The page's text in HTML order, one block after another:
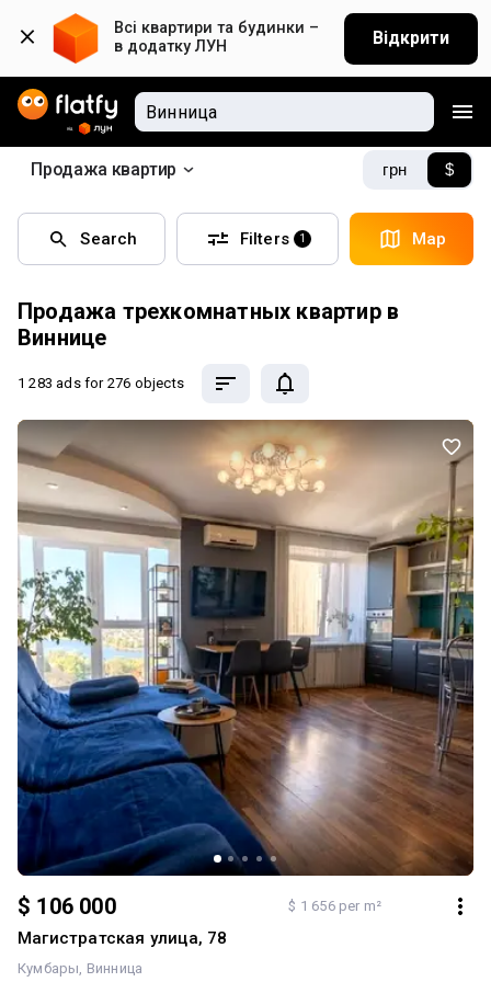
Всі квартири та будинки –
в додатку ЛУН
Відкрити
Продажа квартир грн $
Search Filters 1 Map
Продажа трехкомнатных квартир в
Виннице
1 283 ads for 276 objects
$ 106 000 $ 1 656 per m²
Магистратская улица, 78
Кумбары Винница